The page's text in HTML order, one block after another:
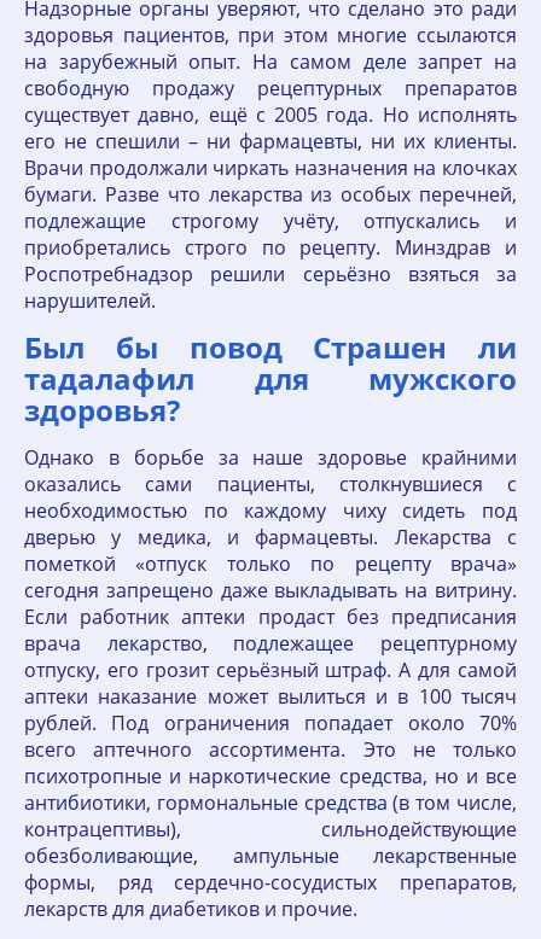
Надзорные органы уверяют, что сделано это ради
здоровья пациентов, при этом многие ссылаются
на зарубежный опыт. На самом деле запрет на
свободную продажу рецептурных препаратов
существует давно, ещё с 2005 года. Но исполнять
его не спешили – ни фармацевты, ни их клиенты.
Врачи продолжали чиркать назначения на клочках
бумаги. Разве что лекарства из особых перечней,
подлежащие строгому учёту, отпускались и
приобретались строго по рецепту. Минздрав и
Роспотребнадзор решили серьёзно взяться за
нарушителей.
Был бы повод Страшен ли
тадалафил для мужского
здоровья?
Однако в борьбе за наше здоровье крайними
оказались сами пациенты, столкнувшиеся с
необходимостью по каждому чиху сидеть под
дверью у медика, и фармацевты. Лекарства с
пометкой «отпуск только по рецепту врача»
сегодня запрещено даже выкладывать на витрину.
Если работник аптеки продаст без предписания
врача лекарство, подлежащее рецептурному
отпуску, его грозит серьёзный штраф. А для самой
аптеки наказание может вылиться и в 100 тысяч
рублей. Под ограничения попадает около 70%
всего аптечного ассортимента. Это не только
психотропные и наркотические средства, но и все
антибиотики, гормональные средства (в том числе,
контрацептивы), сильнодействующие
обезболивающие, ампульные лекарственные
формы, ряд сердечно-сосудистых препаратов,
лекарств для диабетиков и прочие.